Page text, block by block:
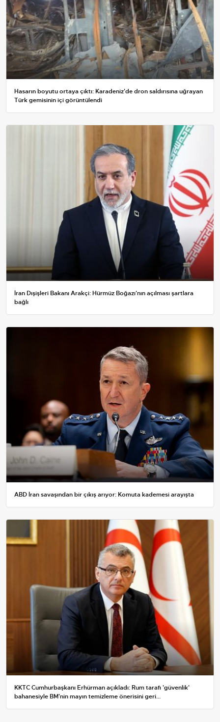
Hasarın boyutu ortaya çıktı: Karadeniz'de dron saldırısına uğrayan
Türk gemisinin içi görüntülendi
İran Dışişleri Bakanı Arakçi: Hürmüz Boğazı'nın açılması şartlara
bağlı
ABD İran savaşından bir çıkış arıyor: Komuta kademesi arayışta
KKTC Cumhurbaşkanı Erhürman açıkladı: Rum tarafı 'güvenlik'
bahanesiyle BM'nin mayın temizleme önerisini geri...